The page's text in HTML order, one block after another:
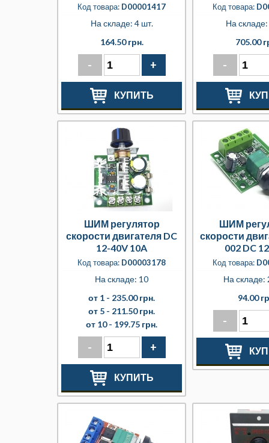
Код товара: D00001417
На складе: 4 шт.
164.50 грн.
- +
КУПИТЬ
Код товара:
На
705.00
-
ШИМ регулятор
скорости двигателя DC
12-40V 10A
Код товара: D00003178
На складе: 10
от 1 - 235.00 грн.
от 5 - 211.50 грн.
от 10 - 199.75 грн.
- +
КУПИТЬ
ШИМ
скорости
002 DC
Код товара:
На складе:
94.00
-